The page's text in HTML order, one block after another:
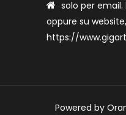
solo per
oppure su website,
https://
Powered by